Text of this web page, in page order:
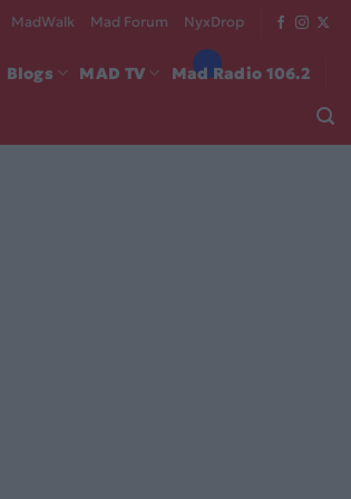
MadWalk Mad Forum NyxDrop
Blogs MAD TV Mad Radio 106.2